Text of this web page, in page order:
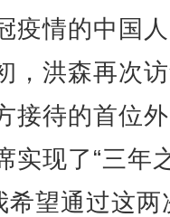
疫情的中国
，洪森再次
接待的首位
实现了“三年
希望通过这两